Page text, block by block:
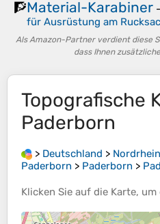
🧗Material-Karabiner -
für Ausrüstung am
Als Amazon-Partner verdient diese
dass Ihnen
Topografische
Paderborn
> Deutschland >
Paderborn > Paderborn >
Klicken Sie auf die Karte, um